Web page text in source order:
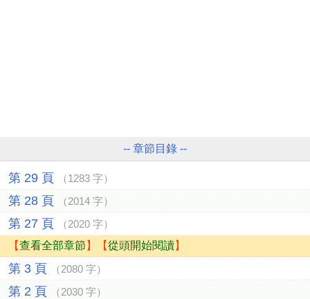
-- 章節目錄 --
第 29 頁 （1283 字）
第 28 頁 （2014 字）
第 27 頁 （2020 字）
【查看全部章節 】【從頭開始閱讀】
第 3 頁 （2080 字）
第 2 頁 （2030 字）